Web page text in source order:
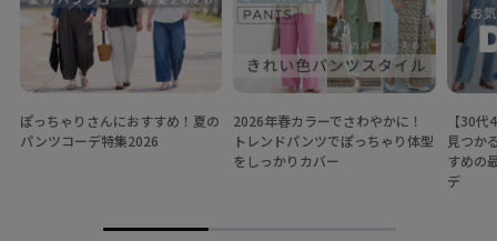
ぽっちゃりさんにおすすめ！夏の
パンツコーデ特集2026
2026年春カラーでさわやかに！
トレンドパンツでぽっちゃり体型
をしっかりカバー
【30
見つか
すめの
デ